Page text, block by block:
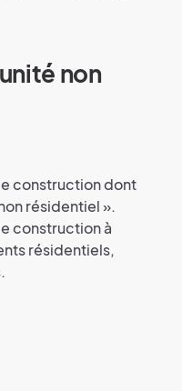
non
construction dont
résidentiel ».
construction à
résidentiels,